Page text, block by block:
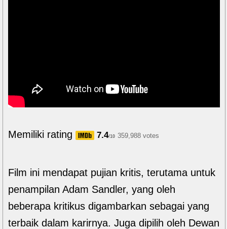
Memiliki rating 7.4/10 359,988 votes
Film ini mendapat pujian kritis, terutama untuk
penampilan Adam Sandler, yang oleh
beberapa kritikus digambarkan sebagai yang
terbaik dalam karirnya. Juga dipilih oleh Dewan